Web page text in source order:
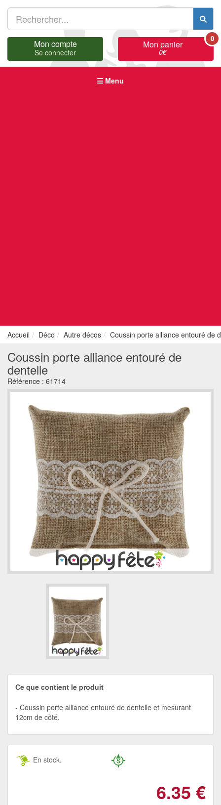
Mon compte
Se connecter
Mon panier
0€
0
Menu
Accueil Déco Autre décos Coussin porte alliance entouré de
Coussin porte alliance entouré de
dentelle
Référence : 61714
Ce que contient le produit
Coussin porte alliance entouré de dentelle et mesurant
12cm de côté.
En stock.
6.35 €